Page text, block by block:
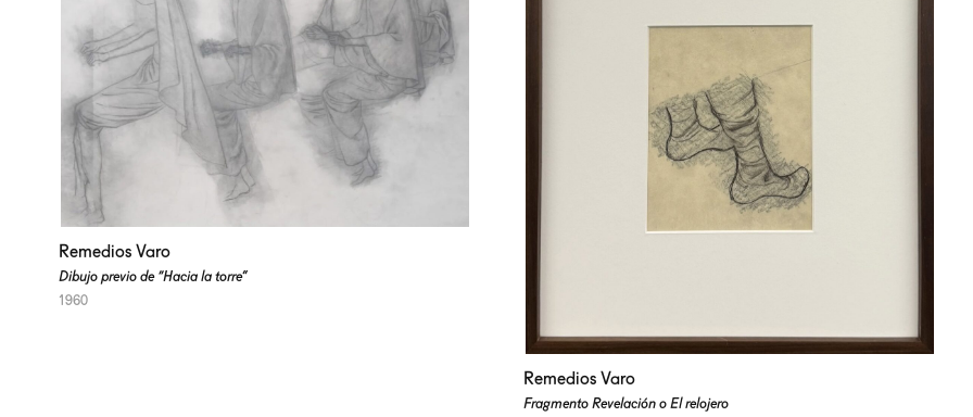
Remedios Varo
Dibujo previo de “Hacia la torre”
1960
Remedios Varo
Fragmento Revelación o El relojero